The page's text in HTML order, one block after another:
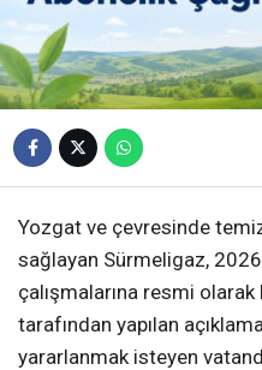
Yozgat ve çevresinde
sağlayan Sürmeligaz, 2026
çalışmalarına resmi olarak
tarafından yapılan
yararlanmak isteyen